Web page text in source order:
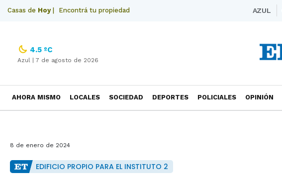
Casas de Hoy| Encontrá tu propiedad AZUL
4.5 ºC
Azul | 7 de agosto de 2026
AHORA MISMO LOCALES SOCIEDAD DEPORTES POLICIALES OPINIÓN
8 de enero de 2024
EDIFICIO PROPIO PARA EL INSTITUTO 2